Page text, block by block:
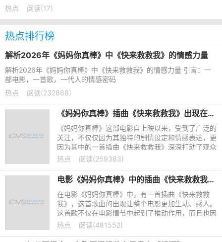
与此同时，麦肯锡调查
热点 阅读(17)
热点排行榜
解析2026年《妈妈你真棒》中《快来救救我》的情感力量
解析2026年《妈妈你真棒》中《快来救救我》的情感力量 引言：一
部电影，一首歌，一代人的情感密码
热点
阅读(232868)
《妈妈你真棒》插曲《快来救救我》出现在电影中，这首歌为什么如此触动人心？
《妈妈你真棒》这部电影自上映以来，受到了广泛的
关注，不仅仅因为其独特的剧情设定和情感表达，更
因为其中的一首插曲《快来救救我》深深打动了观众
的心。这首歌作为电影的关键插曲，紧紧与电影的情
热点 阅读(259383)
电影《妈妈你真棒》中的插曲《快来救救我》究竟有何特别之处？
在电影《妈妈你真棒》中，有一首插曲《快来救救
我》，这首歌曲的出现让整个电影更加生动、感人。
这首歌不仅在电影情节中起到了推动作用，而且也因
其深刻的情感和动人的旋律，让人印象深刻。对于那
热点 阅读(481552)